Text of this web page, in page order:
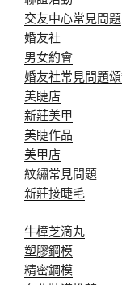
交友中心常見問題
婚友社
男女約會
婚友社常見問題
美睫店
新莊美甲
美睫作品
美甲店
紋繡常見問題
新莊接睫毛
牛樟芝滴丸
塑膠鋼模
精密鋼模